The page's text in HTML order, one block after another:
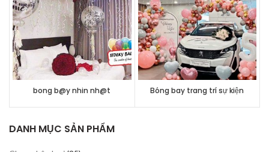
bong b@y nhin nh@t Bóng bay trang trí sự kiện
DANH MỤC SẢN PHẨM